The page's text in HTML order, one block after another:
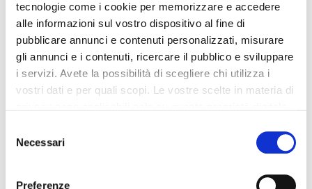
tecnologie come i cookie per memorizzare e accedere
alle informazioni sul vostro dispositivo al fine di
pubblicare annunci e contenuti personalizzati, misurare
gli annunci e i contenuti, ricercare il pubblico e sviluppare
i servizi. Avete la possibilità di scegliere chi utilizza i
vostri dati e per quali scopi. Le vostre scelte in materia di
modificare o revocare il proprio consenso in qualsiasi
momento dalla Dichiarazione sui cookie o facendo clic
delNecessari
Preferenze
G-CLUB
10 Marzo 2020
AUTORE
Clara Ferrati
Nell'universo della cosmesi e dei beauty brands, non è
eco-friendly. Il brand filippino
, noto per il
ha lanciato la suaprima